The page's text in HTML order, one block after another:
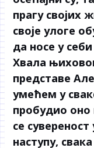
прагу својих
своје улоге
да носе у
Хвала
представе
умећем у
пробудио оно
се
наступу,